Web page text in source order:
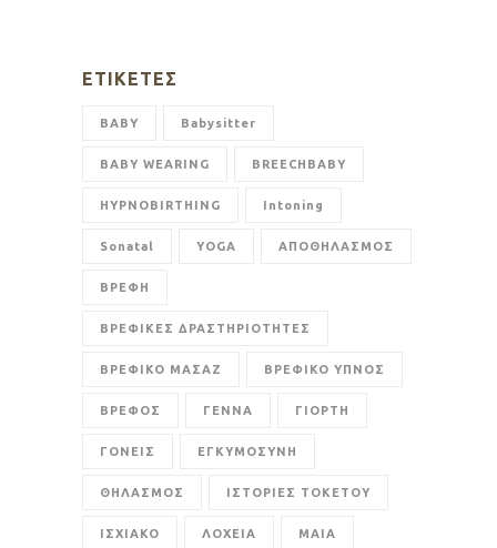
ΕΤΙΚΈΤΕΣ
BABY Babysitter
BABY WEARING BREECHBABY
HYPNOBIRTHING Intoning
Sonatal YOGA ΑΠΟΘΗΛΑΣΜΟΣ
ΒΡΕΦΗ
ΒΡΕΦΙΚΕΣ ΔΡΑΣΤΗΡΙΟΤΗΤΕΣ
ΒΡΕΦΙΚΟ ΜΑΣΑΖ ΒΡΕΦΙΚΟ ΥΠΝΟΣ
ΒΡΕΦΟΣ ΓΕΝΝΑ ΓΙΟΡΤΗ
ΓΟΝΕΙΣ ΕΓΚΥΜΟΣΥΝΗ
ΘΗΛΑΣΜΟΣ ΙΣΤΟΡΙΕΣ ΤΟΚΕΤΟΥ
ΙΣΧΙΑΚΟ ΛΟΧΕΙΑ ΜΑΙΑ